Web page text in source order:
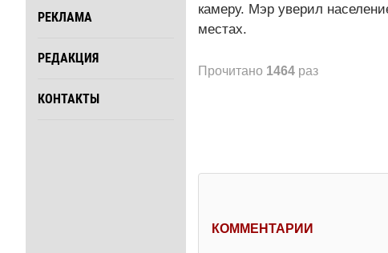
РЕКЛАМА
РЕДАКЦИЯ
КОНТАКТЫ
камеру. Мэр уверил
местах.
Прочитано 1464 раз
КОММЕНТАРИИ